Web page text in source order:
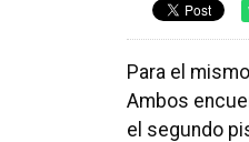
Para el
Ambos
el segundo